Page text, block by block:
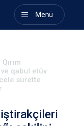
Menü
ve qabul etüv
sürette
iştirakçileri